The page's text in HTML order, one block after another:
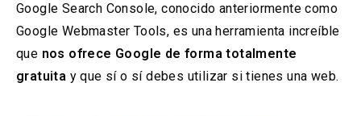
Google Search Console, conocido anteriormente como
Google Webmaster Tools, es una herramienta increíble
que nos ofrece Google de forma totalmente
gratuita y que sí o sí debes utilizar si tienes una web.